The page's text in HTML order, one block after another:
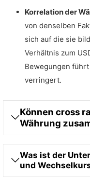
Korrelation der
von denselben
sich auf die sie
Verhältnis zum
Bewegungen
verringert.
Können cross
Währung
Was ist der
und